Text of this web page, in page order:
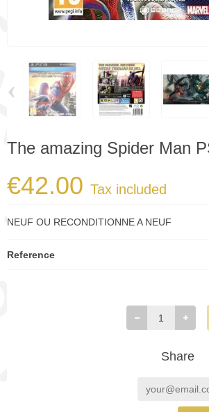
‹
The amazing Spider Man
€42.00 Tax included
NEUF OU RECONDITIONNE A NEUF
Reference
Share